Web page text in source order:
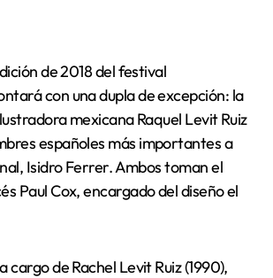
de 2018 del festival
con una dupla de excepción: la
mexicana Raquel Levit Ruiz
españoles más importantes a
Isidro Ferrer. Ambos toman el
Paul Cox, encargado del diseño el
cargo de Rachel Levit Ruiz (1990),